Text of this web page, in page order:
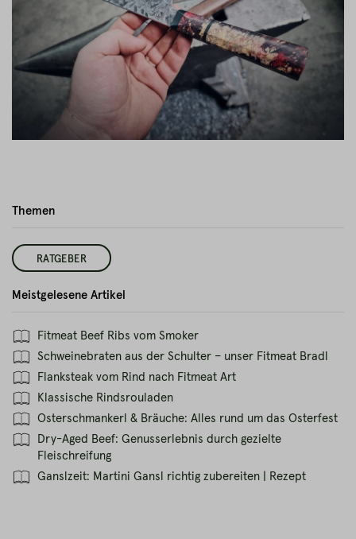
Themen
RATGEBER
Meistgelesene Artikel
Fitmeat Beef Ribs vom Smoker
Schweinebraten aus der Schulter – unser Fitmeat Bradl
Flanksteak vom Rind nach Fitmeat Art
Klassische Rindsrouladen
Osterschmankerl & Bräuche: Alles rund um das Osterfest
Dry-Aged Beef: Genusserlebnis durch gezielte
Fleischreifung
Ganslzeit: Martini Gansl richtig zubereiten | Rezept